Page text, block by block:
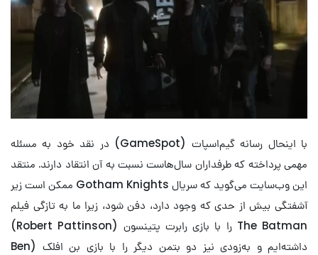
با اینحال رسانه گیم‌اسپات (GameSpot) در نقد خود به مسئله
مهمی پرداخته که طرفداران سال‌هاست نسبت به آن انتقاد دارند. منتقد
این وب‌سایت می‌گوید که سریال Gotham Knights ممکن است زیر
آشفتگی بیش از حدی که وجود دارد، دفن شود، زیرا ما به تازگی فیلم
The Batman را با بازی رابرت پتینسون (Robert Pattinson)
داشته‌ایم و به‌زودی نیز دو بتمن دیگر را با بازی بن افلک (Ben